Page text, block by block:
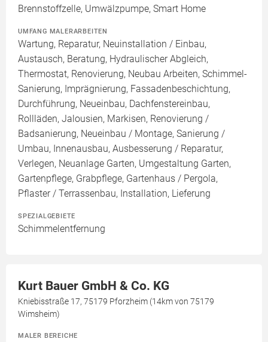
Brennstoffzelle, Umwälzpumpe, Smart Home
UMFANG MALERARBEITEN
Wartung, Reparatur, Neuinstallation / Einbau,
Austausch, Beratung, Hydraulischer Abgleich,
Thermostat, Renovierung, Neubau Arbeiten, Schimmel-
Sanierung, Imprägnierung, Fassadenbeschichtung,
Durchführung, Neueinbau, Dachfenstereinbau,
Rollläden, Jalousien, Markisen, Renovierung /
Badsanierung, Neueinbau / Montage, Sanierung /
Umbau, Innenausbau, Ausbesserung / Reparatur,
Verlegen, Neuanlage Garten, Umgestaltung Garten,
Gartenpflege, Grabpflege, Gartenhaus / Pergola,
Pflaster / Terrassenbau, Installation, Lieferung
SPEZIALGEBIETE
Schimmelentfernung
Kurt Bauer GmbH & Co. KG
Kniebisstraße 17, 75179 Pforzheim (14km von 75179
Wimsheim)
MALER BEREICHE